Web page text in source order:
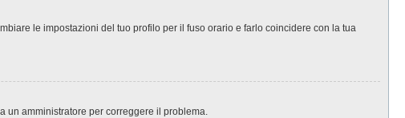
le impostazioni del tuo profilo per il fuso orario e farlo coincidere con la tua
un amministratore per correggere il problema.